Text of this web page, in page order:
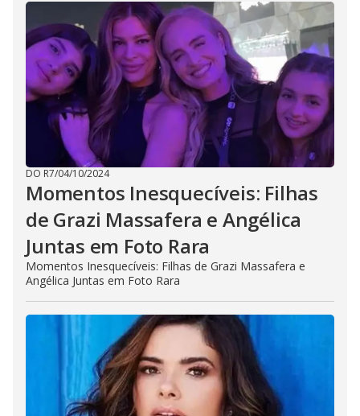
DO R7/04/10/2024
Momentos Inesquecíveis: Filhas
de Grazi Massafera e Angélica
Juntas em Foto Rara
Momentos Inesquecíveis: Filhas de Grazi Massafera e
Angélica Juntas em Foto Rara